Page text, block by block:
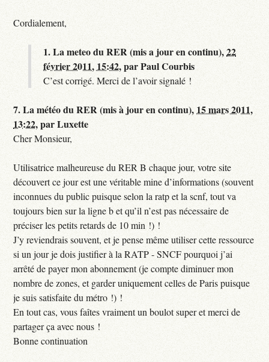
Cordialement,
1.La meteo du RER (mis a jour en continu),22
février 2011, 15:42,parPaul Courbis
C’est corrigé. Merci de l’avoir signalé !
7.La météo du RER (mis à jour en continu), 15 mars 2011,
13:22,parLuxette
Cher Monsieur,
Utilisatrice malheureuse du RER B chaque jour, votre site
découvert ce jour est une véritable mine d’informations (souvent
inconnues du public puisque selon la ratp et la scnf, tout va
toujours bien sur la ligne b et qu’il n’est pas nécessaire de
préciser les petits retards de 10 min !) !
J’y reviendrais souvent, et je pense même utiliser cette ressource
si un jour je dois justifier à la RATP - SNCF pourquoi j’ai
arrêté de payer mon abonnement (je compte diminuer mon
nombre de zones, et garder uniquement celles de Paris puisque
je suis satisfaite du métro !) !
En tout cas, vous faîtes vraiment un boulot super et merci de
partager ça avec nous !
Bonne continuation